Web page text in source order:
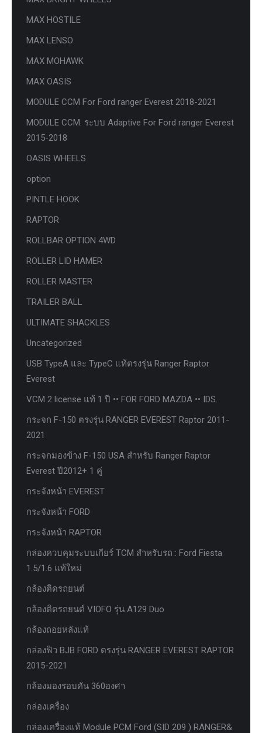
MAX HOSTILE
MAX LENSO
MAX MOHAWK
MAX OASIS
MODULE CCM For Ford ranger Everest 2018-2021
MODULE CCM. ระบบ Adaptive For Ford ranger Everest
2015-2018
OASIS WHEELS
option
PINTLE HOOK
RAPTOR
ROLLBAR OPTION 4WD
ROLLER LID HAMER
ROLLER MASTER
TRAILER BALL
ULTIMATE SHACKLES
Uncategorized
USB TypeA และ TypeC แท้ตรงรุ่น Ranger Raptor
Everest
VCM 2 license แท้ 1 ปี •• FOR FORD MAZDA •• IDS.
กระจก F-150 ตรงรุ่น RANGER EVEREST Raptor 2011-
2021
กระจกมองข้าง F-150 USA สำหรับ Ranger Raptor
Everest ปี2012+ 1 คู่
กระจังหน้า EVEREST
กระจังหน้า FORD
กระจังหน้า RAPTOR
กล่องควบคุมระบบเกียร์ TCM สำหรับรถ : Ford Fiesta
1.5/1.6 แท้ใหม่
กล้องติดรถยนต์
กล้องติดรถยนต์ VIOFO รุ่น A129 Duo
กล้องถอยหลังแท้
กล่องฟิว BJB FORD ตรงรุ่น RANGER EVEREST RAPTOR
2015-2021
กล้องมองรอบคัน 360องศา
กล่องเครื่อง
กล่องเครื่องแท้ Module PCM Ford (SID 209 ) RANGER&